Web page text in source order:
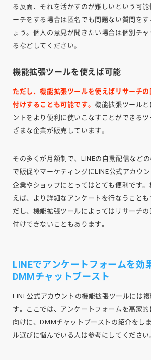
る反面、それを活かすのが難しいという可
ーチをする場合は匿名でも問題ない質問を
ょう。個人の意見が聞きたい場合は個別チ
るなどしてください。
機能拡張ツールを使えば可能
ただし、機能拡張ツールを使えばリサーチ
付けすることも可能です。機能拡張ツール
ントをより便利に使いこなすことができる
ざまな企業が販売しています。
その多くが月額制で、LINEの自動配信など
で販促やマーケティングにLINE公式アカウ
企業やショップにとってはとても便利です
えば、より詳細なアンケートを行なうこと
だし、機能拡張ツールによってはリサーチ
付けできないこともあります。
LINEでアンケートフォームを効
DMMチャットブースト
LINE公式アカウントの機能拡張ツールには
す。ここでは、アンケートフォームを高家
向けに、DMMチャットブーストの紹介をし
ル選びに悩んでいる人は参考にしてください